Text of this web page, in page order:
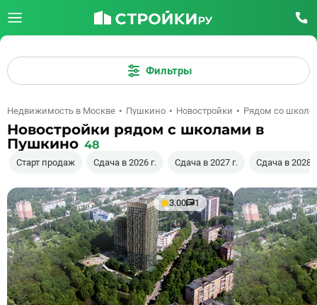
Фильтры
Недвижимость в Москве Пушкино Новостройки Рядом со
Новостройки рядом с школами в
Пушкино 48
Старт продаж Сдача в 2026 г. Сдача в 2027 г. Сдача в 2028
3.00 1